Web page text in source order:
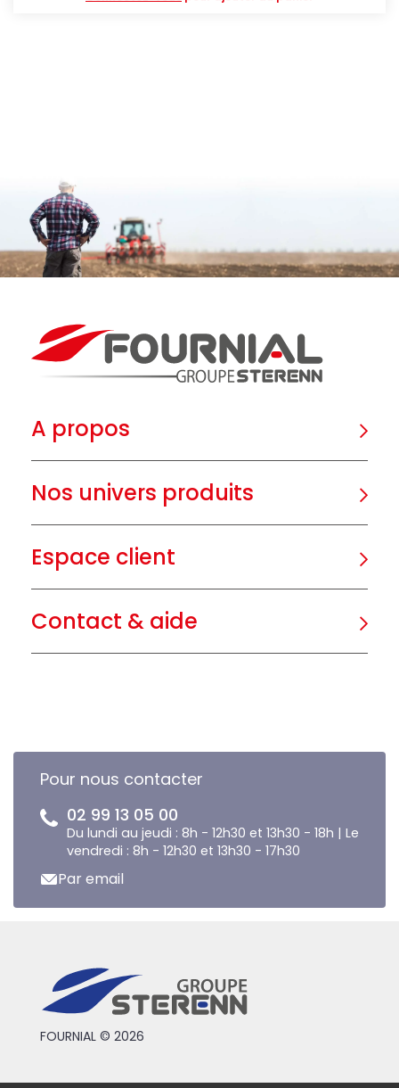
A propos
Nos univers produits
Espace client
Contact & aide
Pour nous contacter
02 99 13 05 00
Du lundi au jeudi : 8h - 12h30 et 13h30 - 18h | Le
vendredi : 8h - 12h30 et 13h30 - 17h30
Par email
FOURNIAL © 2026